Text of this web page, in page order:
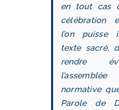
en tout cas
célébration
l’on puisse
texte sacré,
rendre
normative
Parole de